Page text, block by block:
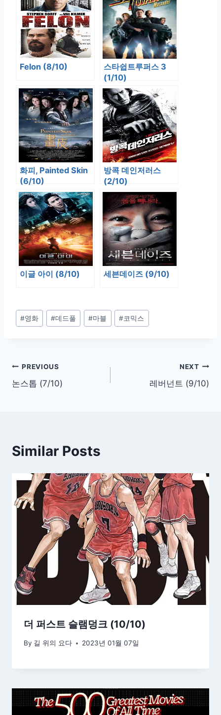
Felon (8/10)
스타쉽트루퍼스 3
(1/10)
화피, Painted Skin
(6/10)
방콕 데인저러스
(2/10)
이글 아이 (8/10) 세븐데이즈 (9/10)
Post
Tags:
#영화 #데드풀 #마블 #코믹스
글
탐
PREVIOUS
논스톱 (7/10)
NEXT
레버넌트 (9/10)
Similar Posts
더 퍼스트 슬램덩크 (10/10)
By 길 위의 요다 2023년 01월 07일